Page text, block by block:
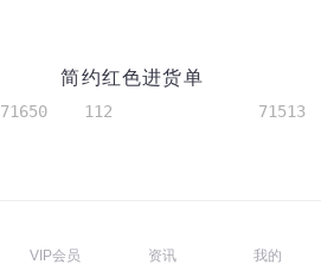
71650
简约红色进货单
112 71513
VIP会员 资讯 我的